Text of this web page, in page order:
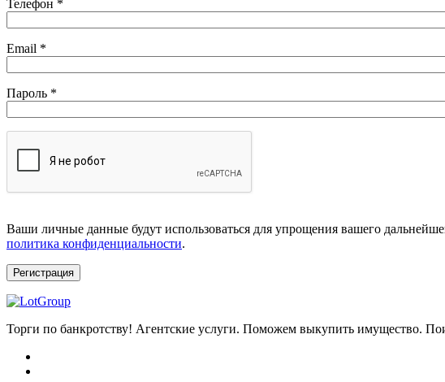
Телефон *
Email *
Пароль *
Ваши личные данные будут использоваться для упрощения вашего
политика конфиденциальности.
Регистрация
Торги по банкротству! Агентские услуги. Поможем выкупить имущество.